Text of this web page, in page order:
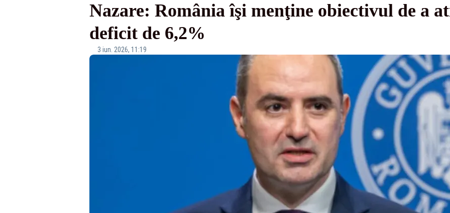
Nazare: România îşi menţine obiectivul de a
deficit de 6,2%
3 iun. 2026, 11:19